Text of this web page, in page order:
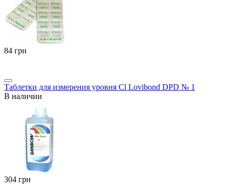
‍84‍ грн
Таблетки для измерения уровня Cl Lovibond DPD № 1
В наличии
‍304‍ грн